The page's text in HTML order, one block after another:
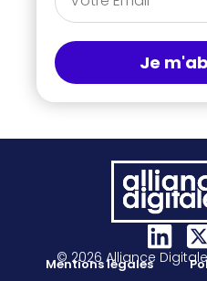
Je
© 2026 Alliance
Mentions légales